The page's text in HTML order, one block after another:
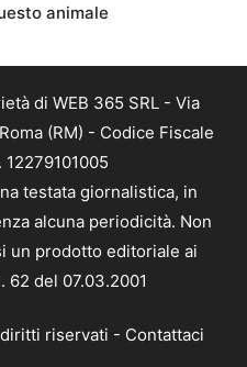
animale
di WEB 365 SRL - Via
(RM) - Codice Fiscale
12279101005
testata giornalistica, in
alcuna periodicità. Non
un prodotto editoriale ai
62 del 07.03.2001
riservati - Contattaci